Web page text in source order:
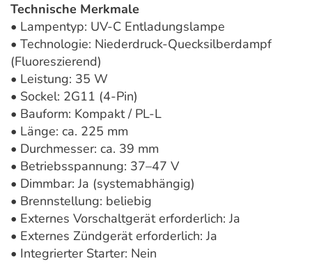
Technische Merkmale
• Lampentyp: UV-C Entladungslampe
• Technologie: Niederdruck-Quecksilberdampf
(Fluoreszierend)
• Leistung: 35 W
• Sockel: 2G11 (4-Pin)
• Bauform: Kompakt / PL-L
• Länge: ca. 225 mm
• Durchmesser: ca. 39 mm
• Betriebsspannung: 37–47 V
• Dimmbar: Ja (systemabhängig)
• Brennstellung: beliebig
• Externes Vorschaltgerät erforderlich: Ja
• Externes Zündgerät erforderlich: Ja
• Integrierter Starter: Nein